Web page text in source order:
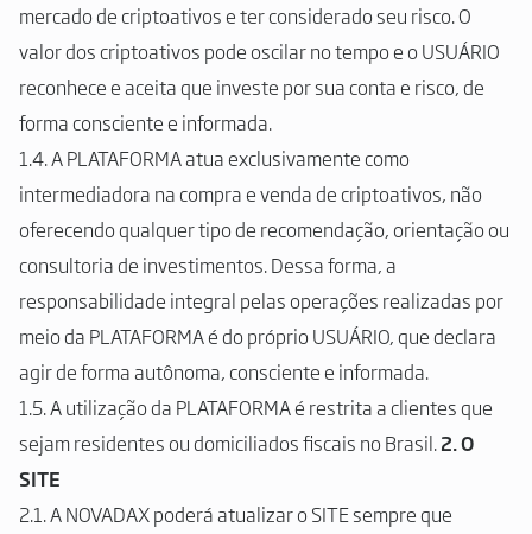
mercado de criptoativos e ter considerado seu risco. O
valor dos criptoativos pode oscilar no tempo e o USUÁRIO
reconhece e aceita que investe por sua conta e risco, de
forma consciente e informada.
1.4. A PLATAFORMA atua exclusivamente como
intermediadora na compra e venda de criptoativos, não
oferecendo qualquer tipo de recomendação, orientação ou
consultoria de investimentos. Dessa forma, a
responsabilidade integral pelas operações realizadas por
meio da PLATAFORMA é do próprio USUÁRIO, que declara
agir de forma autônoma, consciente e informada.
1.5. A utilização da PLATAFORMA é restrita a clientes que
sejam residentes ou domiciliados fiscais no Brasil.2. O
SITE
2.1. A NOVADAX poderá atualizar o SITE sempre que